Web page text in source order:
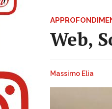
Web,
Massimo Elia